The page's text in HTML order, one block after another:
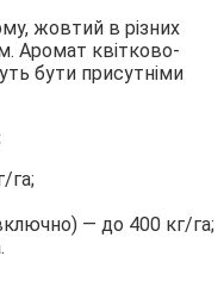
жовтий в різних
Аромат квітково-
бути присутніми
га;
— до 400 кг/га;